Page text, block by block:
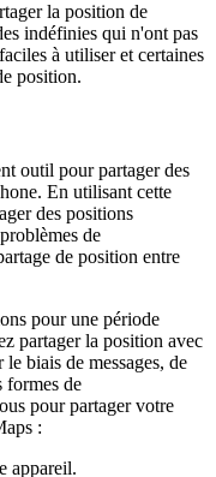
la position de
indéfinies qui n'ont pas
à utiliser et certaines
position.
outil pour partager des
En utilisant cette
des positions
de
de position entre
pour une période
partager la position avec
biais de messages, de
formes de
pour partager votre
:
appareil.